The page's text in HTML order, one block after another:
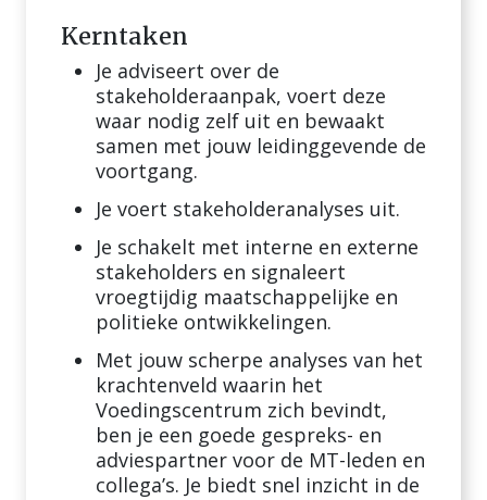
Kerntaken
Je adviseert over de
stakeholderaanpak, voert deze
waar nodig zelf uit en bewaakt
samen met jouw leidinggevende de
voortgang.
Je voert stakeholderanalyses uit.
Je schakelt met interne en externe
stakeholders en signaleert
vroegtijdig maatschappelijke en
politieke ontwikkelingen.
Met jouw scherpe analyses van het
krachtenveld waarin het
Voedingscentrum zich bevindt,
ben je een goede gespreks- en
adviespartner voor de MT-leden en
collega’s. Je biedt snel inzicht in de